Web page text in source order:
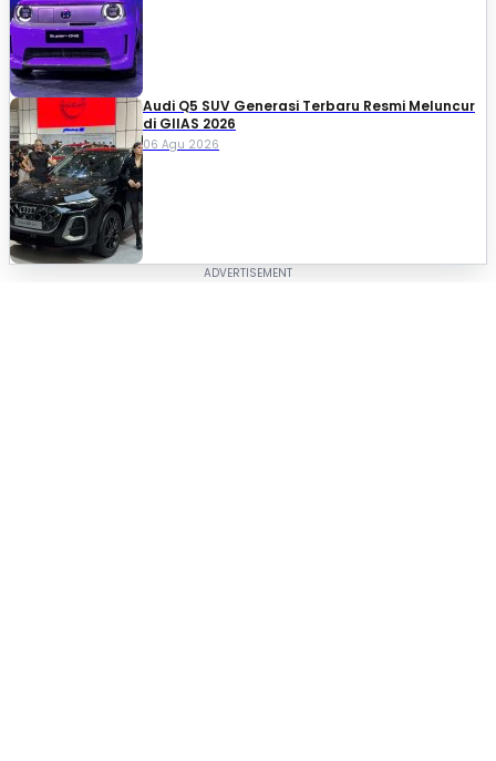
Audi Q5 SUV Generasi Terbaru Resmi Meluncur
di GIIAS 2026
06 Agu 2026